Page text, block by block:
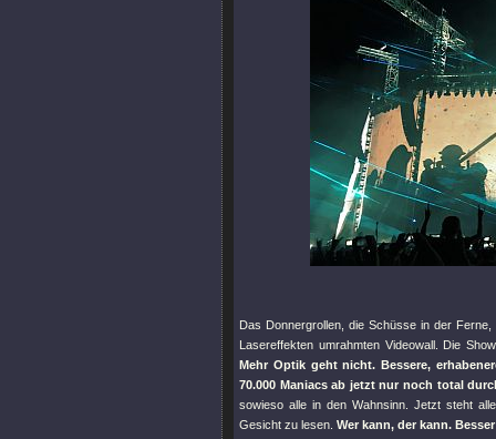
Das Donnergrollen, die Schüsse in der
Lasereffekten umrahmten Videowall. Die
Mehr Optik geht nicht. Bessere,
70.000 Maniacs ab jetzt nur noch total
sowieso alle in den Wahnsinn. Jetzt steht
Gesicht zu lesen. Wer kann, der kann.